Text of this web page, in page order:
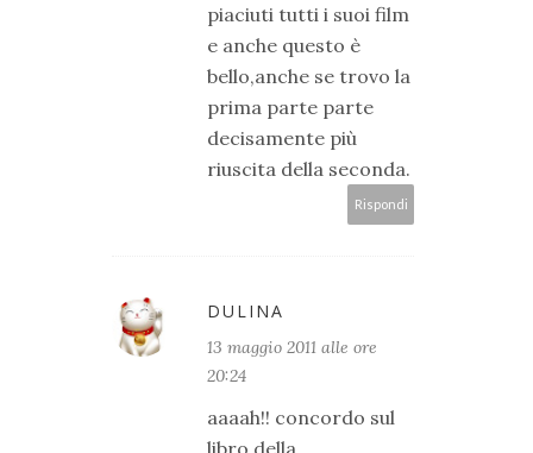
piaciuti tutti i suoi film
e anche questo è
bello,anche se trovo la
prima parte parte
decisamente più
riuscita della seconda.
Rispondi
DULINA
13 maggio 2011 alle ore
20:24
aaaah!! concordo sul
libro della